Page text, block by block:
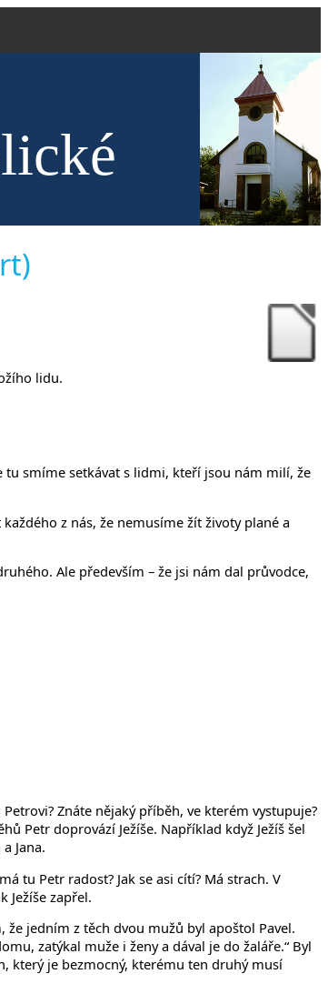
lidu.
tu smíme setkávat s lidmi, kteří jsou nám milí, že
z nás, že nemusíme žít životy plané a
Ale především – že jsi nám dal průvodce,
Znáte nějaký příběh, ve kterém vystupuje?
Petr doprovází Ježíše. Například když Ježíš šel
Jana.
tu Petr radost? Jak se asi cítí? Má strach. V
Ježíše zapřel.
jedním z těch dvou mužů byl apoštol Pavel.
zatýkal muže i ženy a dával je do žaláře.“ Byl
který je bezmocný, kterému ten druhý musí